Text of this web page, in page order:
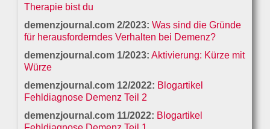
Therapie bist du
demenzjournal.com 2/2023: Was sind die Gründe
für herausforderndes Verhalten bei Demenz?
demenzjournal.com 1/2023: Aktivierung: Kürze mit
Würze
demenzjournal.com 12/2022: Blogartikel
Fehldiagnose Demenz Teil 2
demenzjournal.com 11/2022: Blogartikel